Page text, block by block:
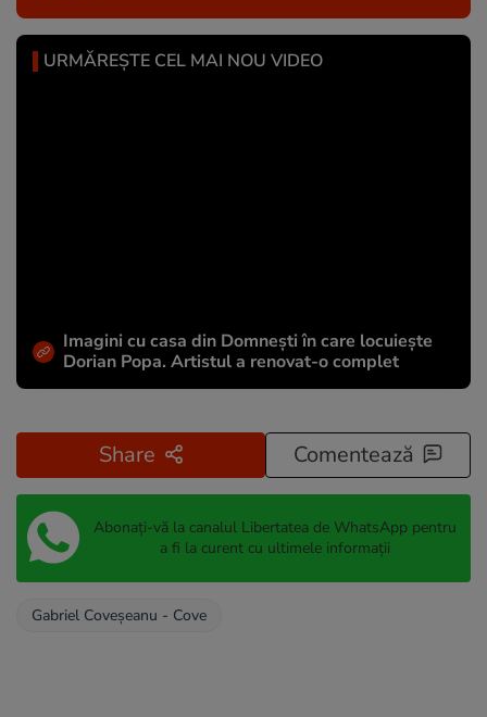
URMĂREȘTE CEL MAI NOU VIDEO
Imagini cu casa din Domnești în care locuiește
Dorian Popa. Artistul a renovat-o complet
Share Comentează
Abonați-vă la canalul Libertatea de WhatsApp pentru
a fi la curent cu ultimele informații
Gabriel Coveșeanu - Cove